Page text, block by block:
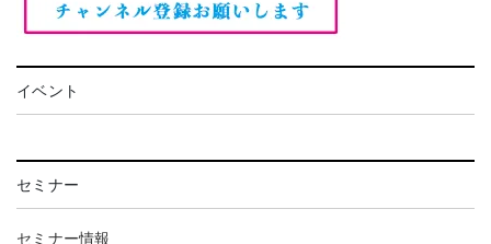
イベント
セミナー
セミナー情報